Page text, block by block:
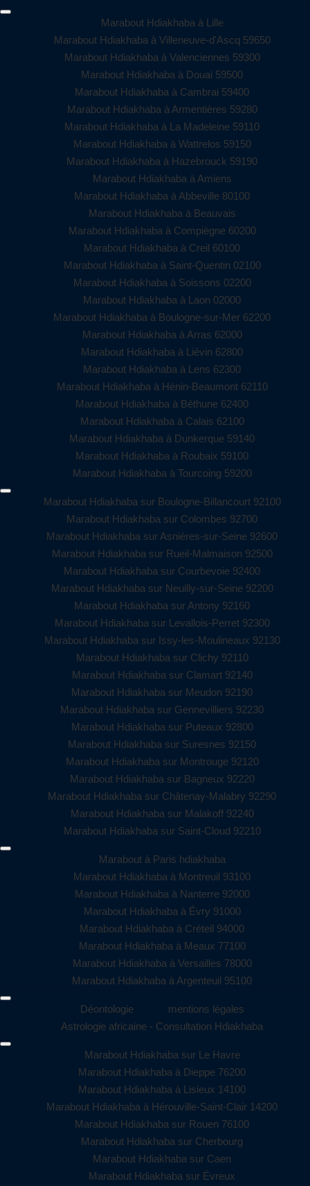
Marabout Hdiakhaba à Lille
Marabout Hdiakhaba à Villeneuve-d'Ascq 59650
Marabout Hdiakhaba à Valenciennes 59300
Marabout Hdiakhaba à Douai 59500
Marabout Hdiakhaba à Cambrai 59400
Marabout Hdiakhaba à Armentières 59280
Marabout Hdiakhaba à La Madeleine 59110
Marabout Hdiakhaba à Wattrelos 59150
Marabout Hdiakhaba à Hazebrouck 59190
Marabout Hdiakhaba à Amiens
Marabout Hdiakhaba à Abbeville 80100
Marabout Hdiakhaba à Beauvais
Marabout Hdiakhaba à Compiègne 60200
Marabout Hdiakhaba à Creil 60100
Marabout Hdiakhaba à Saint-Quentin 02100
Marabout Hdiakhaba à Soissons 02200
Marabout Hdiakhaba à Laon 02000
Marabout Hdiakhaba à Boulogne-sur-Mer 62200
Marabout Hdiakhaba à Arras 62000
Marabout Hdiakhaba à Liévin 62800
Marabout Hdiakhaba à Lens 62300
Marabout Hdiakhaba à Hénin-Beaumont 62110
Marabout Hdiakhaba à Béthune 62400
Marabout Hdiakhaba à Calais 62100
Marabout Hdiakhaba à Dunkerque 59140
Marabout Hdiakhaba à Roubaix 59100
Marabout Hdiakhaba à Tourcoing 59200
Marabout Hdiakhaba sur Boulogne-Billancourt 92100
Marabout Hdiakhaba sur Colombes 92700
Marabout Hdiakhaba sur Asnières-sur-Seine 92600
Marabout Hdiakhaba sur Rueil-Malmaison 92500
Marabout Hdiakhaba sur Courbevoie 92400
Marabout Hdiakhaba sur Neuilly-sur-Seine 92200
Marabout Hdiakhaba sur Antony 92160
Marabout Hdiakhaba sur Levallois-Perret 92300
Marabout Hdiakhaba sur Issy-les-Moulineaux 92130
Marabout Hdiakhaba sur Clichy 92110
Marabout Hdiakhaba sur Clamart 92140
Marabout Hdiakhaba sur Meudon 92190
Marabout Hdiakhaba sur Gennevilliers 92230
Marabout Hdiakhaba sur Puteaux 92800
Marabout Hdiakhaba sur Suresnes 92150
Marabout Hdiakhaba sur Montrouge 92120
Marabout Hdiakhaba sur Bagneux 92220
Marabout Hdiakhaba sur Châtenay-Malabry 92290
Marabout Hdiakhaba sur Malakoff 92240
Marabout Hdiakhaba sur Saint-Cloud 92210
Marabout à Paris hdiakhaba
Marabout Hdiakhaba à Montreuil 93100
Marabout Hdiakhaba à Nanterre 92000
Marabout Hdiakhaba à Évry 91000
Marabout Hdiakhaba à Créteil 94000
Marabout Hdiakhaba à Meaux 77100
Marabout Hdiakhaba à Versailles 78000
Marabout Hdiakhaba à Argenteuil 95100
Déontologie
mentions légales
Astrologie africaine - Consultation Hdiakhaba
Marabout Hdiakhaba sur Le Havre
Marabout Hdiakhaba à Dieppe 76200
Marabout Hdiakhaba à Lisieux 14100
Marabout Hdiakhaba à Hérouville-Saint-Clair 14200
Marabout Hdiakhaba sur Rouen 76100
Marabout Hdiakhaba sur Cherbourg
Marabout Hdiakhaba sur Caen
Marabout Hdiakhaba sur Évreux